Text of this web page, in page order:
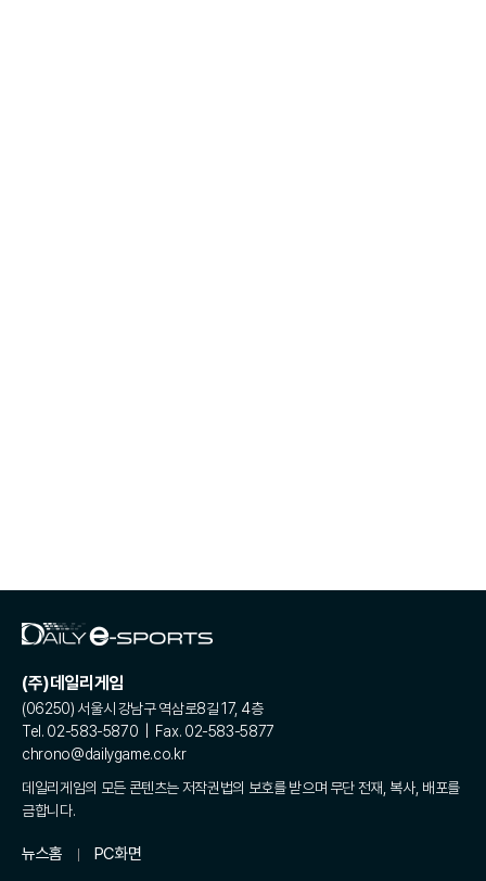
(주)데일리게임
(06250) 서울시 강남구 역삼로8길 17, 4층
Tel. 02-583-5870 | Fax. 02-583-5877
chrono@dailygame.co.kr
데일리게임의 모든 콘텐츠는 저작권법의 보호를 받으며 무단 전재, 복사, 배포를
금합니다.
뉴스홈 PC화면